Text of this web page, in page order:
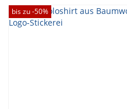
bis zu -50%